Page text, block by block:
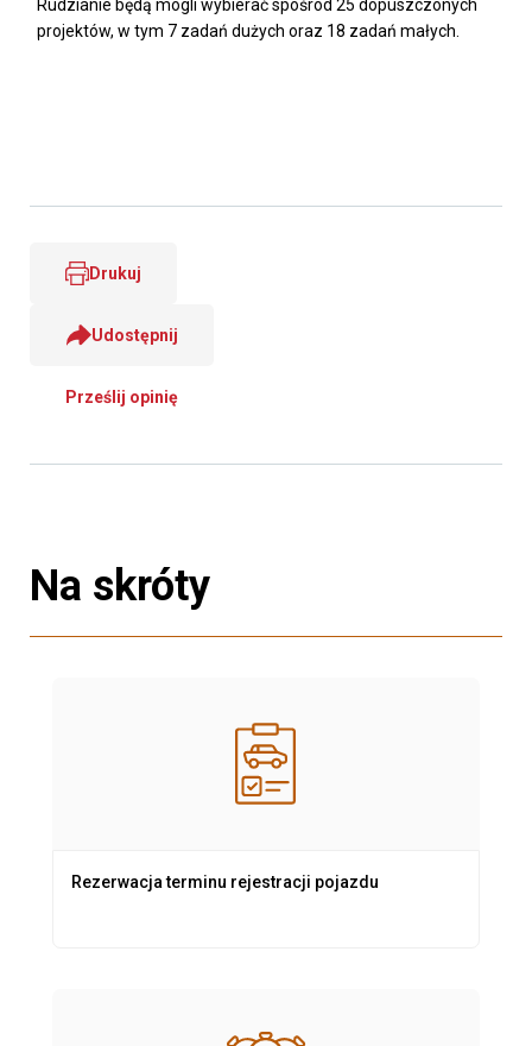
Rudzianie będą mogli wybierać spośród 25 dopuszczonych
projektów, w tym 7 zadań dużych oraz 18 zadań małych.
Drukuj
Udostępnij
Prześlij opinię
Na skróty
Rezerwacja terminu rejestracji pojazdu